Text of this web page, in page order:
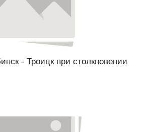
- Троицк при столкновении